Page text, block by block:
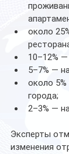
около
10–12%
5–7% —
около
города;
2–3% —
Эксперты
изменения